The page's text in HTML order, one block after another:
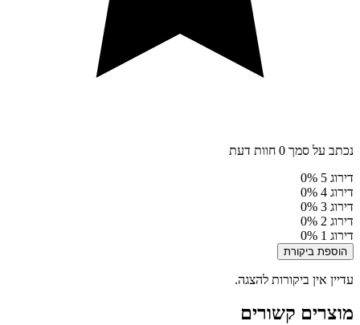
נכתב על סמך 0 חוות דעת
דירוג 5
0%
דירוג 4
0%
דירוג 3
0%
דירוג 2
0%
דירוג 1
0%
הוספת ביקורת
עדיין אין ביקורות להצגה.
מוצרים קשורים